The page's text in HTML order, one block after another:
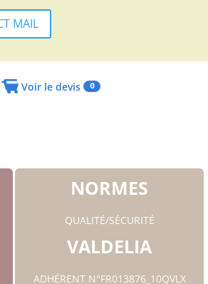
MAIL
Voir le devis 0
NORMES
QUALITÉ/SÉCURITÉ
VALDELIA
ADHÉRENT N°FR013876_10QVLX